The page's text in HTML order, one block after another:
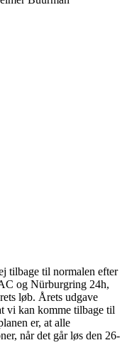
tilbage til normalen efter
og Nürburgring 24h,
løb. Årets udgave
vi kan komme tilbage til
er, at alle
når det går løs den 26-